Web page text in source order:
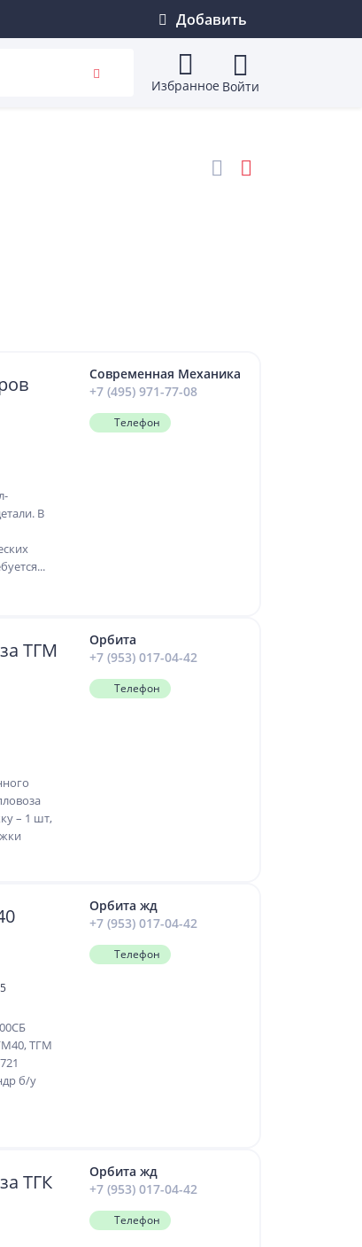
Добавить
Избранное Войти
В
Современная Механика
+7 (495) 971-77-08
Телефон
ТГМ
– 1 шт,
Орбита
+7 (953) 017-04-42
Телефон
ТГМ
б/у
Орбита жд
+7 (953) 017-04-42
Телефон
ТГК
Орбита жд
+7 (953) 017-04-42
Телефон